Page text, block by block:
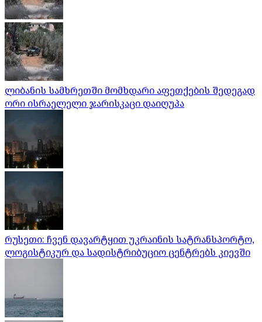
ლიბანის სამხრეთში მომხდარი აფეთქების შედეგად
ორი ისრაელელი ჯარისკაცი დაიღუპა
რუსეთი: ჩვენ დავარტყით უკრაინის სატრანსპორტო,
ლოგისტიკურ და სადისტრიბუციო ცენტრებს კიევში